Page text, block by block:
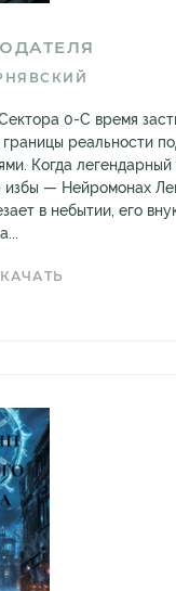
0-С время
границы реальности
Когда
избы — Нейромонах
в небытии, его